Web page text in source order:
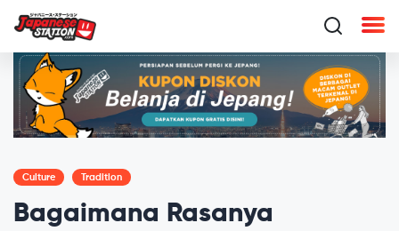
Culture Tradition
Bagaimana Rasanya